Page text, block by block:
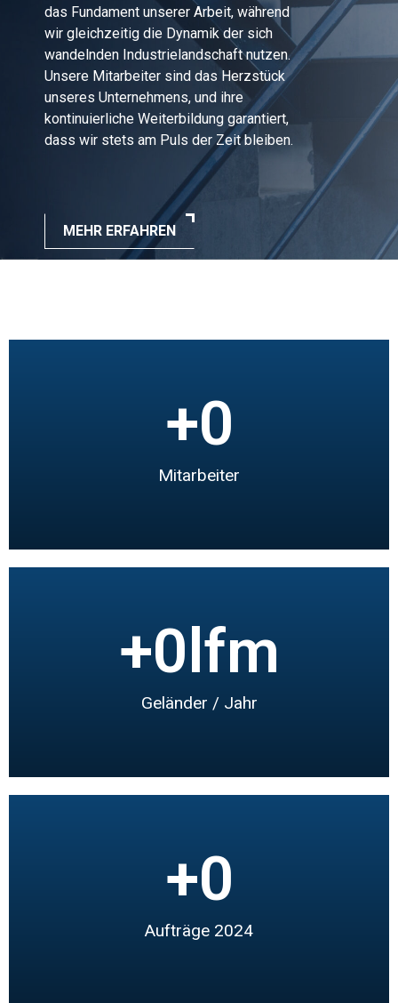
das Fundament unserer Arbeit, während
wir gleichzeitig die Dynamik der sich
wandelnden Industrielandschaft nutzen.
Unsere Mitarbeiter sind das Herzstück
unseres Unternehmens, und ihre
kontinuierliche Weiterbildung garantiert,
dass wir stets am Puls der Zeit bleiben.
MEHR ERFAHREN
+0
Mitarbeiter
+0 lfm
Geländer / Jahr
+0
Aufträge 2024